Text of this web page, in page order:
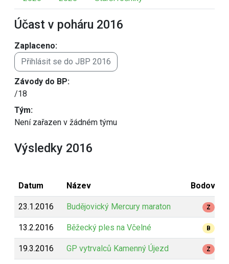
Účast v poháru 2016
Zaplaceno:
Přihlásit se do JBP 2016
Závody do BP:
/18
Tým:
Není zařazen v žádném týmu
Výsledky 2016
Datum Název Bodování
23.1.2016 Budějovický Mercury maraton Z
13.2.2016 Běžecký ples na Včelné B
19.3.2016 GP vytrvalců Kamenný Újezd Z